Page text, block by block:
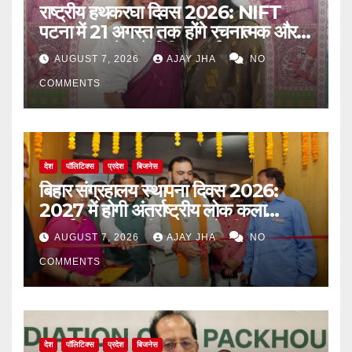
राष्ट्रीय हथकरघा दिवस 2026: NIFT
पटना में 21 अगस्त तक होंगे रचनात्मक और
जागरूकता से जुड़े विविध कार्यक्रम
AUGUST 7, 2026 AJAY JHA NO
COMMENTS
देश पॉलिटिक्स प्रदेश बिजनेस
बिहार संग्रहालय स्थापना दिवस 2026:
2027 में होगी अंतर्राष्ट्रीय लोक कला
प्रदर्शनी, मुख्यमंत्री सम्राट चौधरी का बड़ा
ऐलान
AUGUST 7, 2026 AJAY JHA NO
COMMENTS
देश पॉलिटिक्स प्रदेश बिजनेस